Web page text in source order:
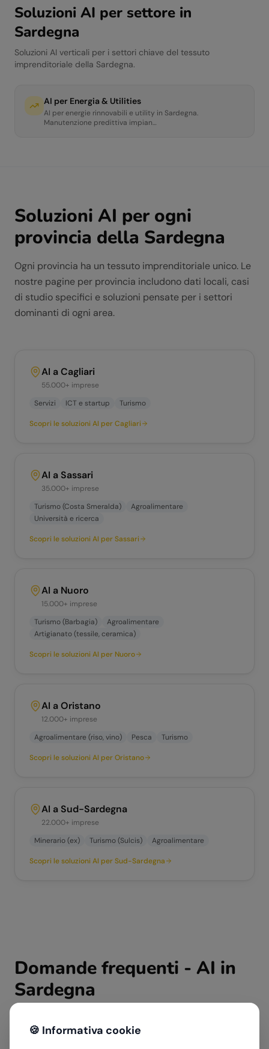
🍪 Informativa cookie
Soluzioni AI per settore in
Sardegna
Soluzioni AI verticali per i settori chiave del tessuto
imprenditoriale della Sardegna.
AI per Energia & Utilities
AI per energie rinnovabili e utility in Sardegna.
Manutenzione predittiva impian…
Soluzioni AI per ogni
provincia della Sardegna
Ogni provincia ha un tessuto imprenditoriale unico. Le
nostre pagine per provincia includono dati locali, casi
di studio specifici e soluzioni pensate per i settori
dominanti di ogni area.
AI aCagliari
55.000+ imprese
Servizi
ICT e startup Turismo
Scopri le soluzioni AI perCagliari
AI a Sassari
35.000+ imprese
Turismo (Costa Smeralda)
Agroalimentare
Università e ricerca
Scopri le soluzioni AI perSassari
AI a Nuoro
15.000+ imprese
Turismo (Barbagia)
Agroalimentare
Artigianato (tessile, ceramica)
Scopri le soluzioni AI per Nuoro
AI aOristano
12.000+ imprese
Agroalimentare (riso, vino)
Pesca Turismo
Scopri le soluzioni AI perOristano
AI a Sud-Sardegna
22.000+ imprese
Minerario (ex)
Turismo (Sulcis) Agroalimentare
Scopri le soluzioni AI perSud-Sardegna
Domande frequenti - AI in
Sardegna